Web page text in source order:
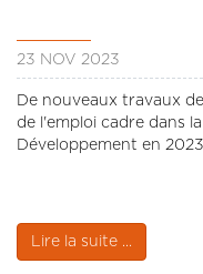
23 NOV 2023
De nouveaux travaux
de l'emploi cadre dans
Développement en
Lire la suite ...